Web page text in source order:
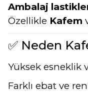
Ambalaj
Özellikle Kafem
✅ Neden
Yüksek esneklik
Farklı ebat ve